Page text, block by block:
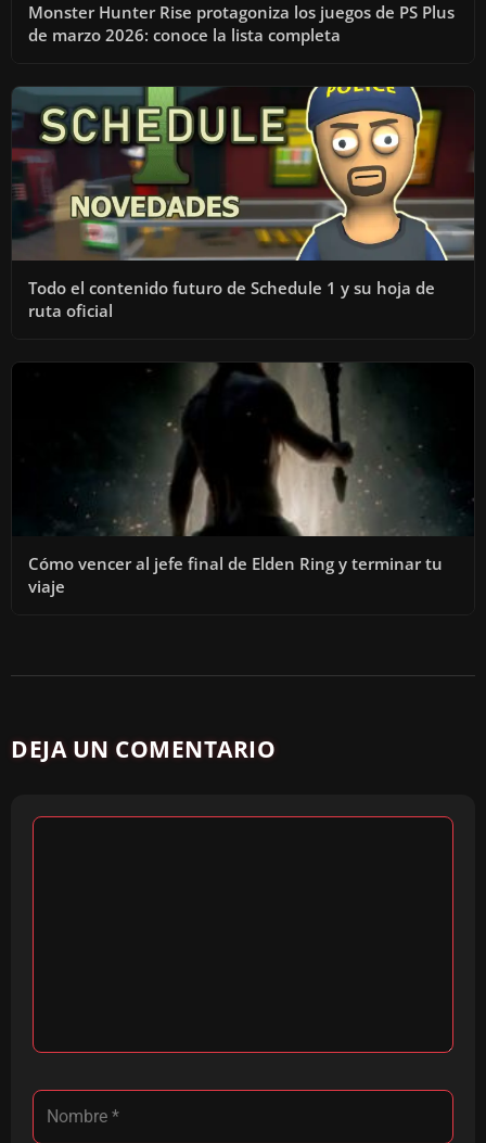
Monster Hunter Rise protagoniza los juegos de PS Plus
de marzo 2026: conoce la lista completa
Todo el contenido futuro de Schedule 1 y su hoja de
ruta oficial
Cómo vencer al jefe final de Elden Ring y terminar tu
viaje
DEJA UN COMENTARIO